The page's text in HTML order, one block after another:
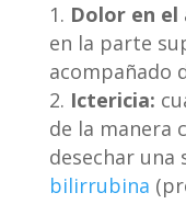
Dolor en el
en la parte
acompañado
Ictericia:
de la manera
desechar una
bilirrubina